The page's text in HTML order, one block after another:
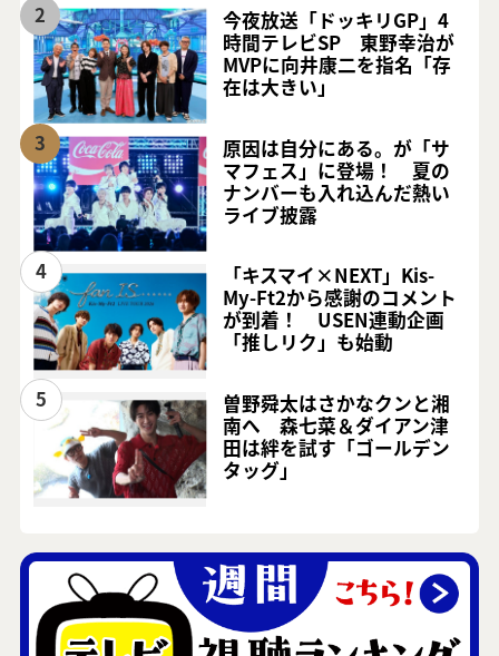
2
今夜放送「ドッキリGP」4
時間テレビSP 東野幸治が
MVPに向井康二を指名「存
在は大きい」
3
原因は自分にある。が「サ
マフェス」に登場！ 夏の
ナンバーも入れ込んだ熱い
ライブ披露
4
「キスマイ×NEXT」Kis-
My-Ft2から感謝のコメント
が到着！ USEN連動企画
「推しリク」も始動
5
曽野舜太はさかなクンと湘
南へ 森七菜＆ダイアン津
田は絆を試す「ゴールデン
タッグ」